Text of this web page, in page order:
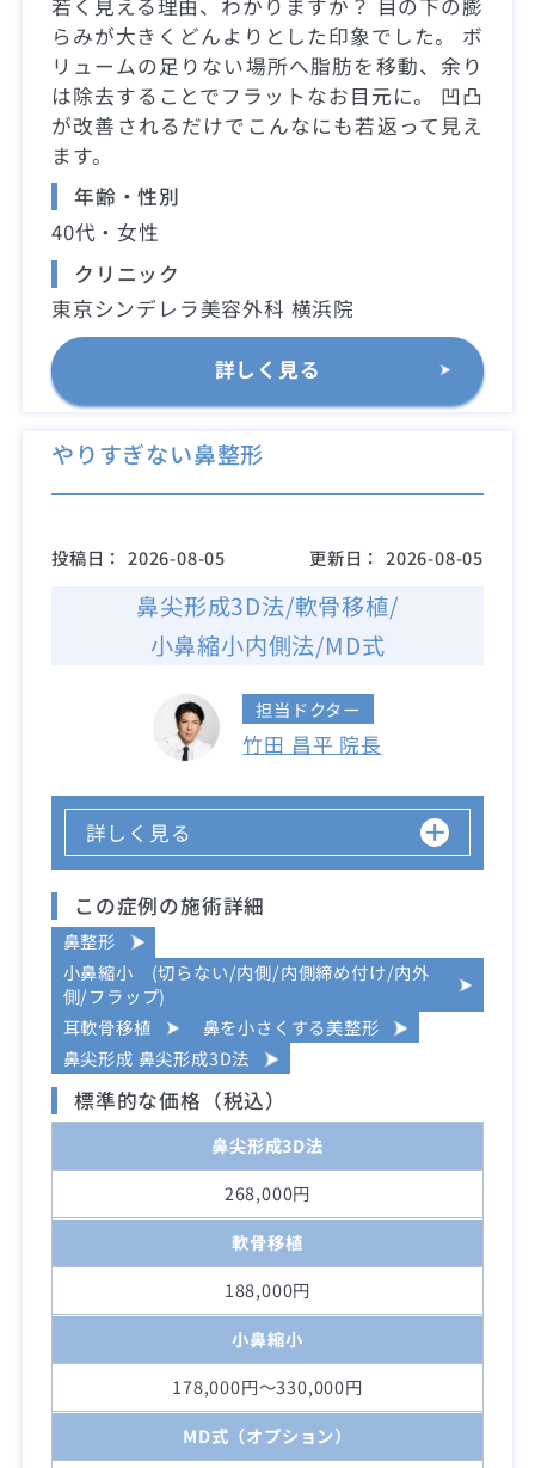
らみが大きくどんよりとした印象でした。 ボ
リュームの足りない場所へ脂肪を移動、余り
は除去することでフラットなお目元に。 凹凸
が改善されるだけでこんなにも若返って見え
ます。
年齢・性別
40代・女性
クリニック
東京シンデレラ美容外科 横浜院
詳しく見る
やりすぎない鼻整形
投稿日： 2026-08-05 更新日： 2026-08-05
鼻尖形成3D法/軟骨移植/
小鼻縮小内側法/MD式
担当ドクター
竹田 昌平 院長
詳しく見る
この症例の施術詳細
鼻整形
小鼻縮小 (切らない/内側/内側締め付け/内外
側/フラップ)
耳軟骨移植
鼻を小さくする美整形
鼻尖形成 鼻尖形成3D法
標準的な価格（税込）
鼻尖形成3D法
268,000円
軟骨移植
188,000円
小鼻縮小
178,000円～330,000円
MD式（オプション）